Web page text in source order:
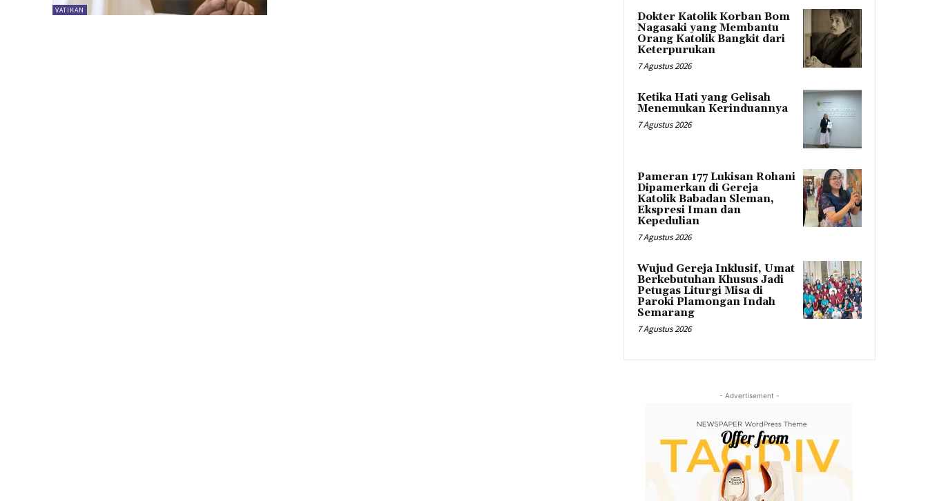
VATIKAN
Dokter Katolik Korban Bom
Nagasaki yang Membantu
Orang Katolik Bangkit dari
Keterpurukan
7 Agustus 2026
Ketika Hati yang Gelisah
Menemukan Kerinduannya
7 Agustus 2026
Pameran 177 Lukisan Rohani
Dipamerkan di Gereja
Katolik Babadan Sleman,
Ekspresi Iman dan
Kepedulian
7 Agustus 2026
Wujud Gereja Inklusif, Umat
Berkebutuhan Khusus Jadi
Petugas Liturgi Misa di
Paroki Plamongan Indah
Semarang
7 Agustus 2026
- Advertisement -